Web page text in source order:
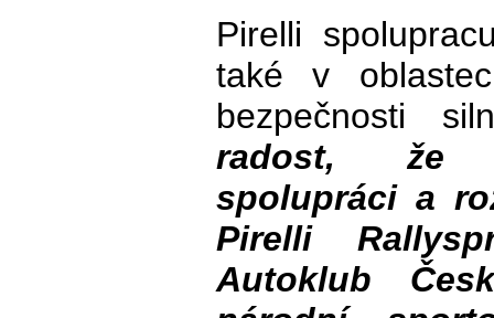
Pirelli
také v
bezpečnosti
radost, že
spolupráci a
Pirelli
Autoklub